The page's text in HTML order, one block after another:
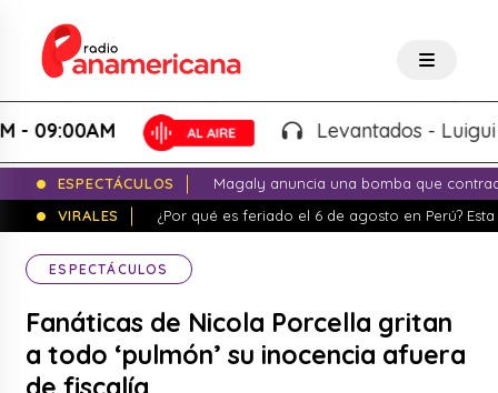
Levantados - Luigui
ESPECTÁCULOS
Magaly anuncia una bomba que
VIRALES
¿Por qué es feriado el 6 de agosto en Perú?
ESPECTÁCULOS
Fanáticas de Nicola Porcella gritan
a todo ‘pulmón’ su inocencia afuera